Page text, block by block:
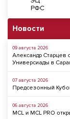
Новости
09 августа 2026
Александр Старцев
Универсиады в
07 августа 2026
Предсезонный
06 августа 2026
MCL и MCL PRO